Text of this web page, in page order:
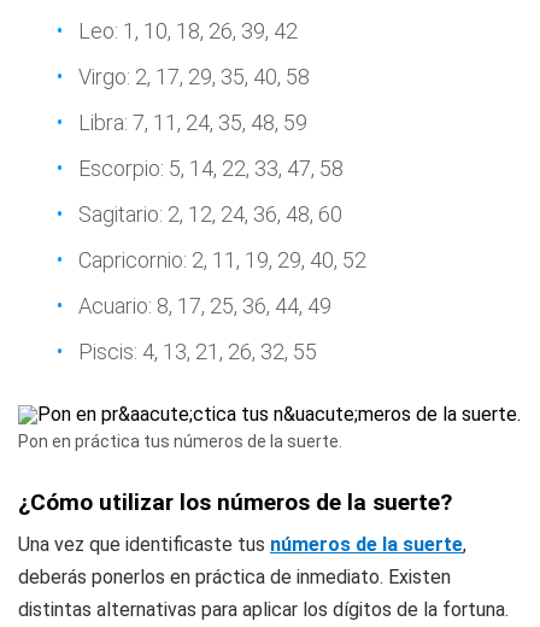
Leo: 1, 10, 18, 26, 39, 42
Virgo: 2, 17, 29, 35, 40, 58
Libra: 7, 11, 24, 35, 48, 59
Escorpio: 5, 14, 22, 33, 47, 58
Sagitario: 2, 12, 24, 36, 48, 60
Capricornio: 2, 11, 19, 29, 40, 52
Acuario: 8, 17, 25, 36, 44, 49
Piscis: 4, 13, 21, 26, 32, 55
Pon en práctica tus números de la suerte.
¿Cómo utilizar los números de la suerte?
Una vez que identificaste tus números de la suerte,
deberás ponerlos en práctica de inmediato. Existen
distintas alternativas para aplicar los dígitos de la fortuna.